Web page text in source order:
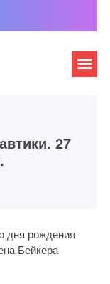
27
дня рождения
Бейкера